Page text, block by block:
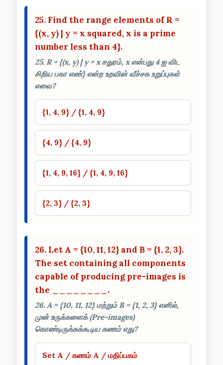
25. Find the range elements of R =
{(x, y) | y = x squared, x is a prime
number less than 4}.
25. R = {(x, y) | y = x சதுரம், x என்பது 4 ஐ விட
சிறிய பகா எண்} என்ற உறவின் வீச்சக உறுப்புகள்
எவை?
{1, 4, 9} / {1, 4, 9}
{4, 9} / {4, 9}
{1, 4, 9, 16} / {1, 4, 9, 16}
{2, 3} / {2, 3}
26. Let A = {10, 11, 12} and B = {1, 2, 3}.
The set containing all components
capable of producing pre-images is
the ________.
26. A = {10, 11, 12} மற்றும் B = {1, 2, 3} எனில்,
முன் உருக்களைக் (Pre-images)
கொண்டிருக்கக்கூடிய கணம் எது?
Set A / கணம் A / மதிப்பகம்